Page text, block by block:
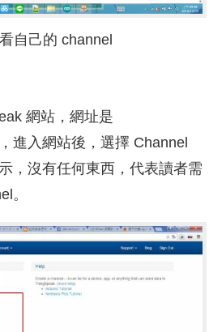
自己的 channel
網站，網址是
，進入網站後，選擇 Channel
，沒有任何東西，代表讀者需
。